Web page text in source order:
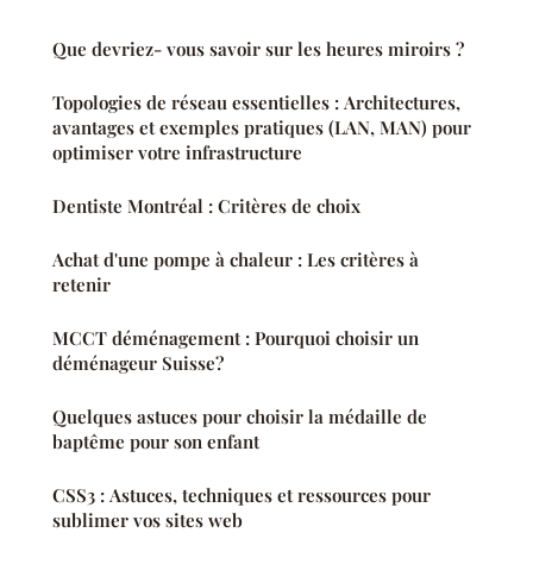
Que devriez- vous savoir sur les heures miroirs ?
Topologies de réseau essentielles : Architectures,
avantages et exemples pratiques (LAN, MAN) pour
optimiser votre infrastructure
Dentiste Montréal : Critères de choix
Achat d'une pompe à chaleur : Les critères à
retenir
MCCT déménagement : Pourquoi choisir un
déménageur Suisse?
Quelques astuces pour choisir la médaille de
baptême pour son enfant
CSS3 : Astuces, techniques et ressources pour
sublimer vos sites web